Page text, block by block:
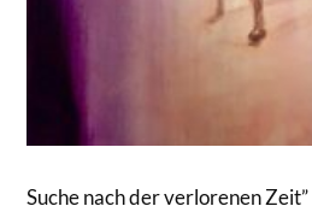
Suche nach der verlorenen